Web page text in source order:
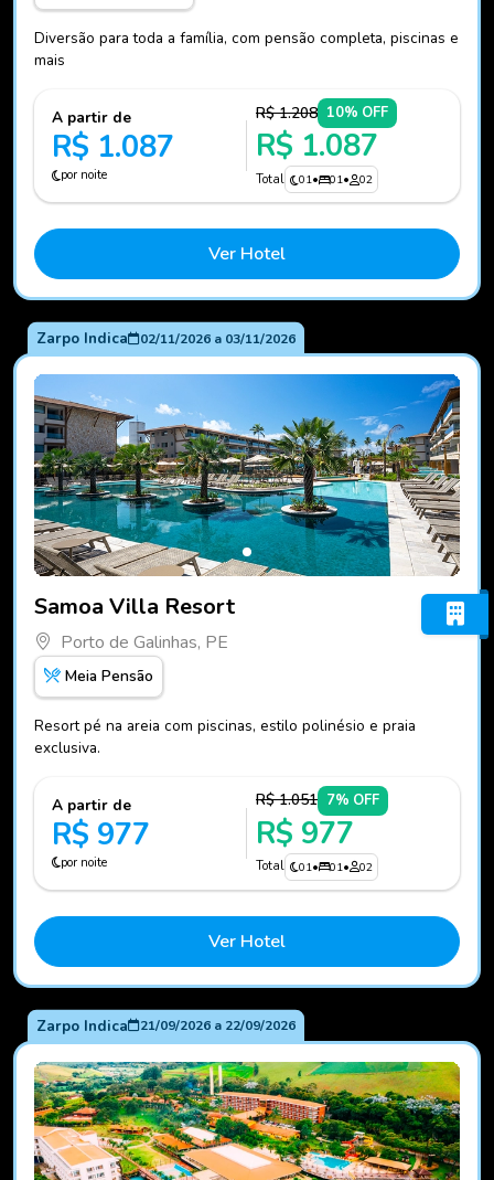
Diversão para toda a família, com pensão completa, piscinas e
mais
A partir de
R$ 1.087
por noite
R$ 1.208 10% OFF
R$ 1.087
Total 01• 01• 02
Ver Hotel
Zarpo Indica 02/11/2026a 03/11/2026
Samoa Villa Resort
Porto de Galinhas, PE
Meia Pensão
Resort pé na areia com piscinas, estilo polinésio e praia
exclusiva.
A partir de
R$ 977
por noite
R$ 1.051 7% OFF
R$ 977
Total 01• 01• 02
Ver Hotel
Zarpo Indica 21/09/2026a 22/09/2026